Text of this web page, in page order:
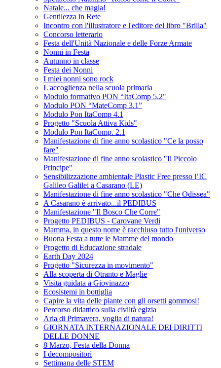
Natale... che magia!
Gentilezza in Rete
Incontro con l'illustratore e l'editore del libro "Brilla"
Concorso letterario
Festa dell'Unità Nazionale e delle Forze Armate
Nonni in Festa
Autunno in classe
Festa dei Nonni
I miei nonni sono rock
L'accoglienza nella scuola primaria
Modulo formativo PON “ItaComp 5.2"
Modulo PON “MateComp 3.1”
Modulo Pon ItaComp 4.1
Progetto "Scuola Attiva Kids"
Modulo Pon ItaComp. 2.1
Manifestazione di fine anno scolastico "Ce la posso
fare"
Manifestazione di fine anno scolastico "Il Piccolo
Principe"
Sensibilizzazione ambientale Plastic Free presso l’IC
Galileo Galilei a Casarano (LE)
Manifestazione di fine anno scolastico "Che Odissea"
A Casarano è arrivato...il PEDIBUS
Manifestazione "Il Bosco Che Corre"
Progetto PEDIBUS - Carovane Verdi
Mamma, in questo nome è racchiuso tutto l'universo
Buona Festa a tutte le Mamme del mondo
Progetto di Educazione stradale
Earth Day 2024
Progetto "Sicurezza in movimento"
Alla scoperta di Otranto e Maglie
Visita guidata a Giovinazzo
Ecosistemi in bottiglia
Capire la vita delle piante con gli orsetti gommosi!
Percorso didattico sulla civiltà egizia
Aria di Primavera, voglia di natura!
GIORNATA INTERNAZIONALE DEI DIRITTI
DELLE DONNE
8 Marzo, Festa della Donna
I decompositori
Settimana delle STEM